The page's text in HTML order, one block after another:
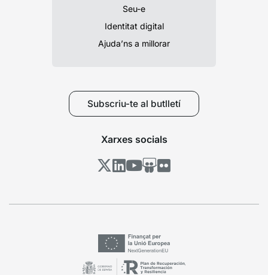
Seu-e
Identitat digital
Ajuda’ns a millorar
Subscriu-te al butlletí
Xarxes socials